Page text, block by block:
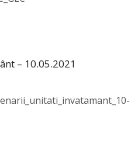
– 10.05.2021